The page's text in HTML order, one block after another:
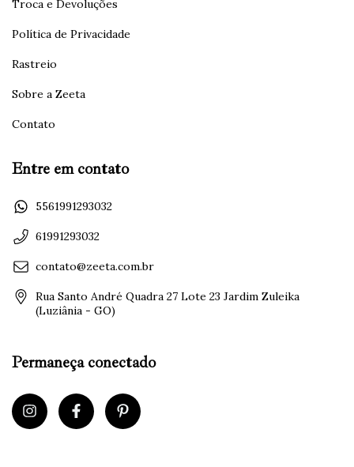
Troca e Devoluções
Política de Privacidade
Rastreio
Sobre a Zeeta
Contato
Entre em contato
5561991293032
61991293032
contato@zeeta.com.br
Rua Santo André Quadra 27 Lote 23 Jardim Zuleika
(Luziânia - GO)
Permaneça conectado